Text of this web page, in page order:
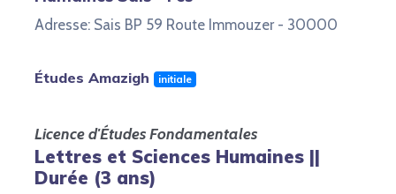
Adresse: Sais BP 59 Route Immouzer - 30000
Études Amazigh initiale
Licence d'Études Fondamentales
Lettres et Sciences Humaines ||
Durée (3 ans)